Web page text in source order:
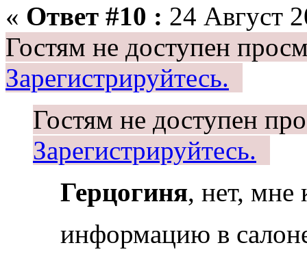
« Ответ #10 : 24 Август
Гостям не доступен
Зарегистрируйтесь.
Гостям не доступен
Зарегистрируйтесь.
Герцогиня, нет, мне
информацию в